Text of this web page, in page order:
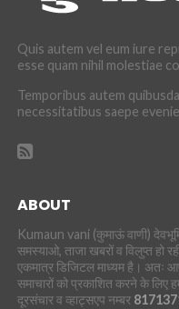
Quis autem vel eum iure
esse quam nihil molestiae
Temporibus autem
necessitatibus saepe
ABOUT
Kumaun vani (कुमाऊं वाणी)
समस्याओ, ताजा खबरों व विलुप्त हो
एकमात्र डिजिटल माध्यम है। अतः
समाचारों को प्रकाशित करने के लिए
दूरसंचार व व्हाट्सएप नम्बर